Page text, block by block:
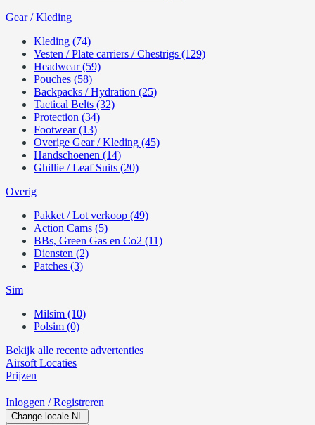
Gear / Kleding
Kleding (74)
Vesten / Plate carriers / Chestrigs (129)
Headwear (59)
Pouches (58)
Backpacks / Hydration (25)
Tactical Belts (32)
Protection (34)
Footwear (13)
Overige Gear / Kleding (45)
Handschoenen (14)
Ghillie / Leaf Suits (20)
Overig
Pakket / Lot verkoop (49)
Action Cams (5)
BBs, Green Gas en Co2 (11)
Diensten (2)
Patches (3)
Sim
Milsim (10)
Polsim (0)
Bekijk alle recente advertenties
Airsoft Locaties
Prijzen
Inloggen / Registreren
Change locale NL